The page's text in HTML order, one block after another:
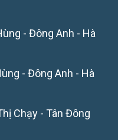
- Đông Anh - Hà
- Đông Anh - Hà
Chạy - Tân Đông